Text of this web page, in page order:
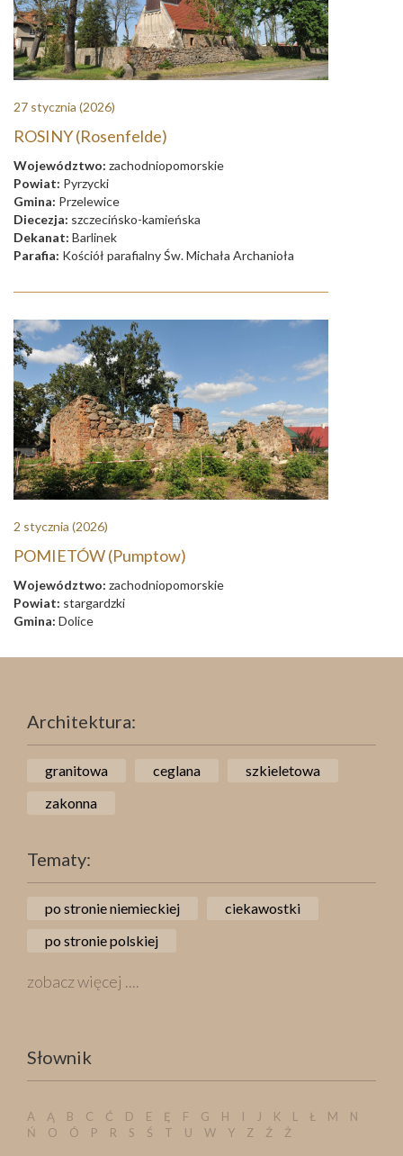
27 stycznia (2026)
ROSINY (Rosenfelde)
Województwo: zachodniopomorskie
Powiat: Pyrzycki
Gmina: Przelewice
Diecezja: szczecińsko-kamieńska
Dekanat: Barlinek
Parafia: Kościół parafialny Św. Michała Archanioła
2 stycznia (2026)
POMIETÓW (Pumptow)
Województwo: zachodniopomorskie
Powiat: stargardzki
Gmina: Dolice
Architektura:
granitowa ceglana
szkieletowa
zakonna
Tematy:
po stronie niemieckiej
ciekawostki
po stronie polskiej
zobacz więcej ....
Słownik
A Ą B C Ć D E Ę F G H I J K L Ł M N
Ń O Ó P R S Ś T U W Y Z Ź Ż